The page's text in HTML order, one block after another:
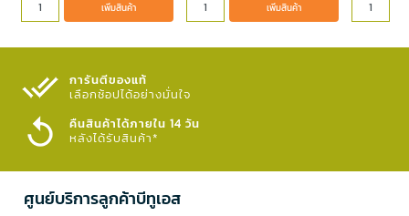
เพิ่มสินค้า เพิ่มสินค้า
การันตีของแท้
เลือกช้อปได้อย่างมั่นใจ​
คืนสินค้าได้ภายใน 14 วัน
หลังได้รับสินค้า*
ศูนย์บริการลูกค้าบีทูเอส